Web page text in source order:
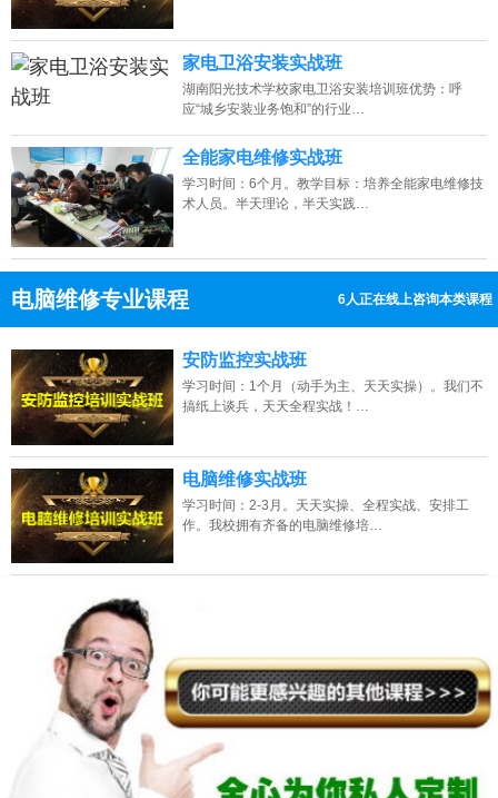
家电卫浴安装实战班
湖南阳光技术学校家电卫浴安装培训班优势：呼
应“城乡安装业务饱和”的行业…
全能家电维修实战班
学习时间：6个月。教学目标：培养全能家电维修技
术人员。半天理论，半天实践…
电脑维修专业课程 6人正在线上咨询本类课程
点击免费咨询电话：13807313137
安防监控实战班
学习时间：1个月（动手为主、天天实操）。我们不
搞纸上谈兵，天天全程实战！…
电脑维修实战班
学习时间：2-3月。天天实操、全程实战、安排工
作。我校拥有齐备的电脑维修培…